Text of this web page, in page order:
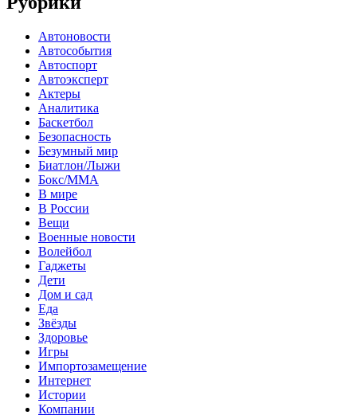
Автоновости
Автособытия
Автоспорт
Автоэксперт
Актеры
Аналитика
Баскетбол
Безопасность
Безумный мир
Биатлон/Лыжи
Бокс/MMA
В мире
В России
Вещи
Военные новости
Волейбол
Гаджеты
Дети
Дом и сад
Еда
Звёзды
Здоровье
Игры
Импортозамещение
Интернет
Истории
Компании